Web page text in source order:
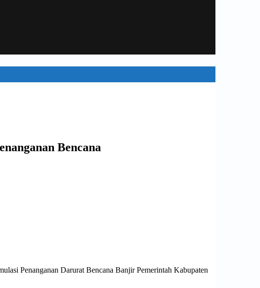
Bencana
Penanganan Darurat Bencana Banjir Pemerintah Kabupaten